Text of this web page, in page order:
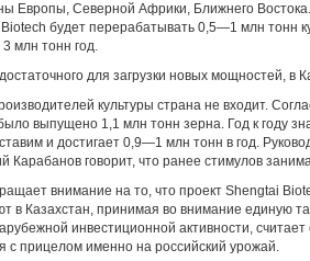
Европы, Северной Африки, Ближнего
будет перерабатывать 0,5—1 млн тонн
млн тонн год.
для загрузки новых мощностей, в
культуры страна не входит.
выпущено 1,1 млн тонн зерна. Год к году
и достигает 0,9—1 млн тонн в год.
Карабанов говорит, что ранее стимулов
внимание на то, что проект Shengtai
в Казахстан, принимая во внимание единую
инвестиционной активности,
с прицелом именно на российский урожай.